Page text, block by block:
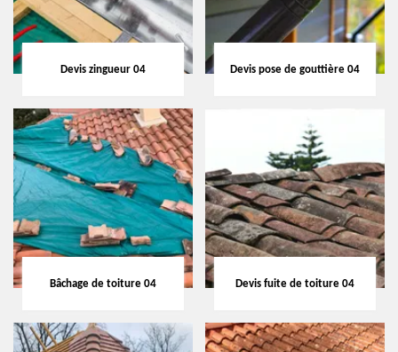
Devis zingueur 04 Devis pose de gouttière 04
Bâchage de toiture 04 Devis fuite de toiture 04